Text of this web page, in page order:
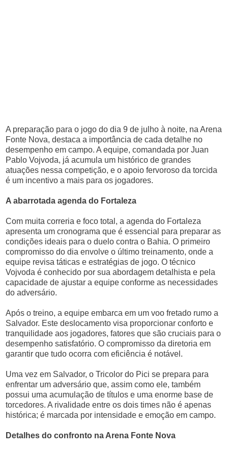
A preparação para o jogo do dia 9 de julho à noite, na Arena
Fonte Nova, destaca a importância de cada detalhe no
desempenho em campo. A equipe, comandada por Juan
Pablo Vojvoda, já acumula um histórico de grandes
atuações nessa competição, e o apoio fervoroso da torcida
é um incentivo a mais para os jogadores.
A abarrotada agenda do Fortaleza
Com muita correria e foco total, a agenda do Fortaleza
apresenta um cronograma que é essencial para preparar as
condições ideais para o duelo contra o Bahia. O primeiro
compromisso do dia envolve o último treinamento, onde a
equipe revisa táticas e estratégias de jogo. O técnico
Vojvoda é conhecido por sua abordagem detalhista e pela
capacidade de ajustar a equipe conforme as necessidades
do adversário.
Após o treino, a equipe embarca em um voo fretado rumo a
Salvador. Este deslocamento visa proporcionar conforto e
tranquilidade aos jogadores, fatores que são cruciais para o
desempenho satisfatório. O compromisso da diretoria em
garantir que tudo ocorra com eficiência é notável.
Uma vez em Salvador, o Tricolor do Pici se prepara para
enfrentar um adversário que, assim como ele, também
possui uma acumulação de títulos e uma enorme base de
torcedores. A rivalidade entre os dois times não é apenas
histórica; é marcada por intensidade e emoção em campo.
Detalhes do confronto na Arena Fonte Nova